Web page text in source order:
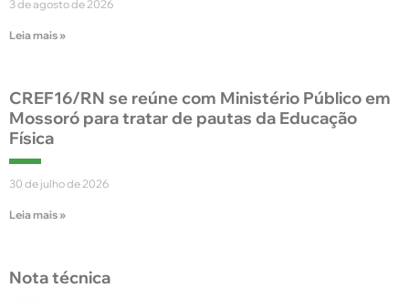
3 de agosto de 2026
Leia mais »
CREF16/RN se reúne com Ministério Público em
Mossoró para tratar de pautas da Educação
Física
30 de julho de 2026
Leia mais »
Nota técnica